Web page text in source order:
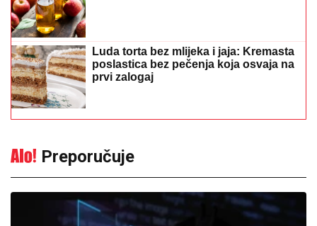
Luda torta bez mlijeka i jaja: Kremasta
poslastica bez pečenja koja osvaja na
prvi zalogaj
Preporučuje